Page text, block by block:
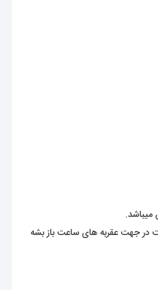
میباشد.
در جهت عقربه های ساعت باز بشه